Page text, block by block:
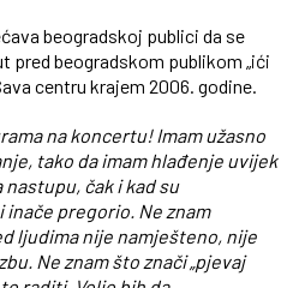
beogradskoj publici da se
pred beogradskom publikom „ići
centru krajem 2006. godine.
na koncertu! Imam užasno
tako da imam hlađenje uvijek
čak i kad su
pregorio. Ne znam
ljudima nije namješteno, nije
Ne znam što znači „pjevaj